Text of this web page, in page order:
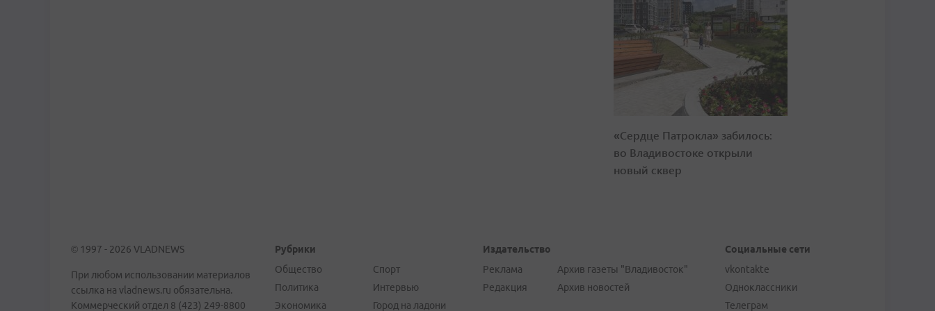
«Сердце Патрокла» забилось:
во Владивостоке открыли
новый сквер
© 1997 - 2026 VLADNEWS
При любом использовании материалов
ссылка на vladnews.ru обязательна.
Коммерческий отдел 8 (423) 249-8800
Рубрики
Общество
Политика
Экономика
Спорт
Интервью
Город на ладони
Издательство
Реклама
Редакция
Архив газеты "Владивосток"
Архив новостей
Социальные сети
vkontakte
Одноклассники
Телеграм